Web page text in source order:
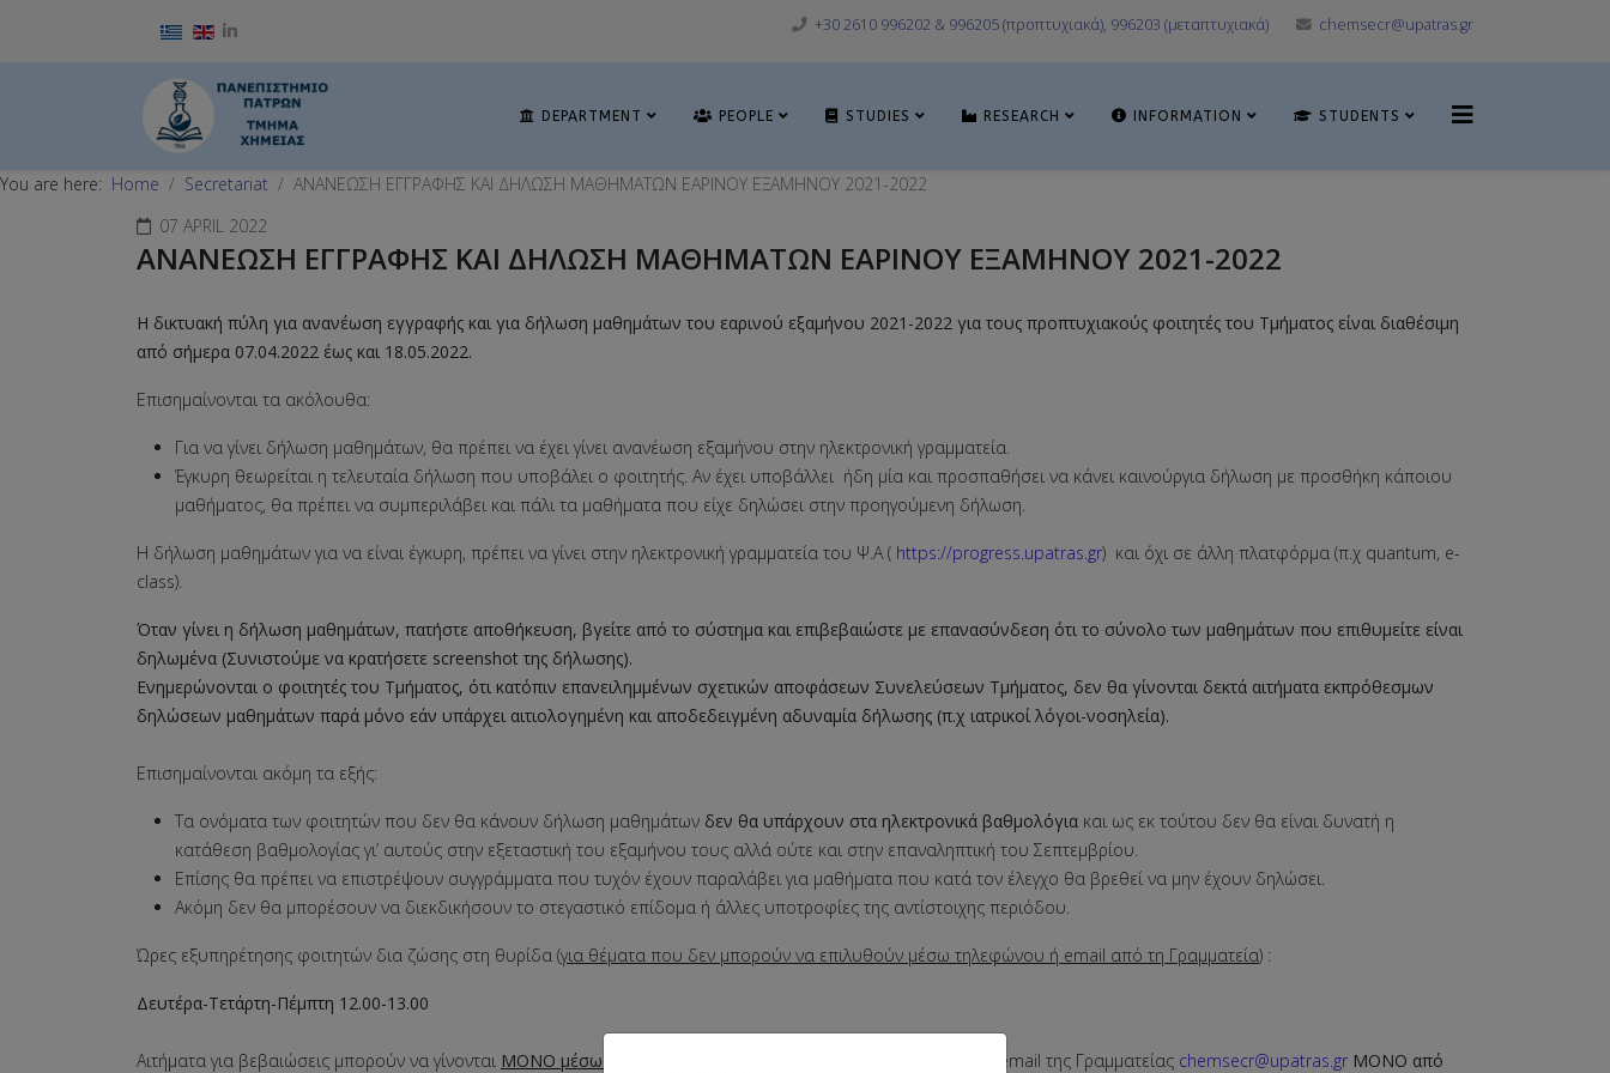
Select your language +30 2610 996202 & 996205 (προπτυχιακά), 996203 (μεταπτυχιακά) chemsecr@upatras.gr
DEPARTMENT PEOPLE STUDIES RESEARCH INFORMATION STUDENTS
You are here: Home Secretariat
ΑΝΑΝΕΩΣΗ ΕΓΓΡΑΦΗΣ ΚΑΙ ΔΗΛΩΣΗ ΜΑΘΗΜΑΤΩΝ ΕΑΡΙΝΟΥ ΕΞΑΜΗΝΟΥ 2021-2022
07 APRIL 2022
ΑΝΑΝΕΩΣΗ ΕΓΓΡΑΦΗΣ ΚΑΙ ΔΗΛΩΣΗ ΜΑΘΗΜΑΤΩΝ ΕΑΡΙΝΟΥ ΕΞΑΜΗΝΟΥ 2021-2022
Η δικτυακή πύλη για ανανέωση εγγραφής και για δήλωση μαθημάτων του εαρινού εξαμήνου 2021-2022 για τους προπτυχιακούς φοιτητές του Τμήματος είναι διαθέσιμη
από σήμερα 07.04.2022 έως και 18.05.2022.
Επισημαίνονται τα ακόλουθα:
Για να γίνει δήλωση μαθημάτων, θα πρέπει να έχει γίνει ανανέωση εξαμήνου στην ηλεκτρονική γραμματεία.
Έγκυρη θεωρείται η τελευταία δήλωση που υποβάλει ο φοιτητής. Αν έχει υποβάλλει ήδη μία και προσπαθήσει να κάνει καινούργια δήλωση με προσθήκη κάποιου
μαθήματος, θα πρέπει να συμπεριλάβει και πάλι τα μαθήματα που είχε δηλώσει στην προηγούμενη δήλωση.
Η δήλωση μαθημάτων για να είναι έγκυρη, πρέπει να γίνει στην ηλεκτρονική γραμματεία του Ψ.Α ( https://progress.upatras.gr) και όχι σε άλλη πλατφόρμα (π.χ quantum, e-
class).
Όταν γίνει η δήλωση μαθημάτων, πατήστε αποθήκευση, βγείτε από το σύστημα και επιβεβαιώστε με επανασύνδεση ότι το σύνολο των μαθημάτων που επιθυμείτε είναι
δηλωμένα (Συνιστούμε να κρατήσετε screenshot της δήλωσης).
Ενημερώνονται ο φοιτητές του Τμήματος, ότι κατόπιν επανειλημμένων σχετικών αποφάσεων Συνελεύσεων Τμήματος, δεν θα γίνονται δεκτά αιτήματα εκπρόθεσμων
δηλώσεων μαθημάτων παρά μόνο εάν υπάρχει αιτιολογημένη και αποδεδειγμένη αδυναμία δήλωσης (π.χ ιατρικοί λόγοι-νοσηλεία).
Επισημαίνονται ακόμη τα εξής:
Τα ονόματα των φοιτητών που δεν θα κάνουν δήλωση μαθημάτων δεν θα υπάρχουν στα ηλεκτρονικά βαθμολόγια και ως εκ τούτου δεν θα είναι δυνατή η
κατάθεση βαθμολογίας γι’ αυτούς στην εξεταστική του εξαμήνου τους αλλά ούτε και στην επαναληπτική του Σεπτεμβρίου.
Επίσης θα πρέπει να επιστρέψουν συγγράμματα που τυχόν έχουν παραλάβει για μαθήματα που κατά τον έλεγχο θα βρεθεί να μην έχουν δηλώσει.
Ακόμη δεν θα μπορέσουν να διεκδικήσουν το στεγαστικό επίδομα ή άλλες υποτροφίες της αντίστοιχης περιόδου.
Ώρες εξυπηρέτησης φοιτητών δια ζώσης στη θυρίδα (για θέματα που δεν μπορούν να επιλυθούν μέσω τηλεφώνου ή email από τη Γραμματεία) :
Δευτέρα-Τετάρτη-Πέμπτη 12.00-13.00
Αιτήματα για βεβαιώσεις μπορούν να γίνονται MONO μέσω ηλεκτρονικής γραμματείας . Για άλλα αιτήματα στο email της Γραμματείας chemsecr@upatras.gr MONO από